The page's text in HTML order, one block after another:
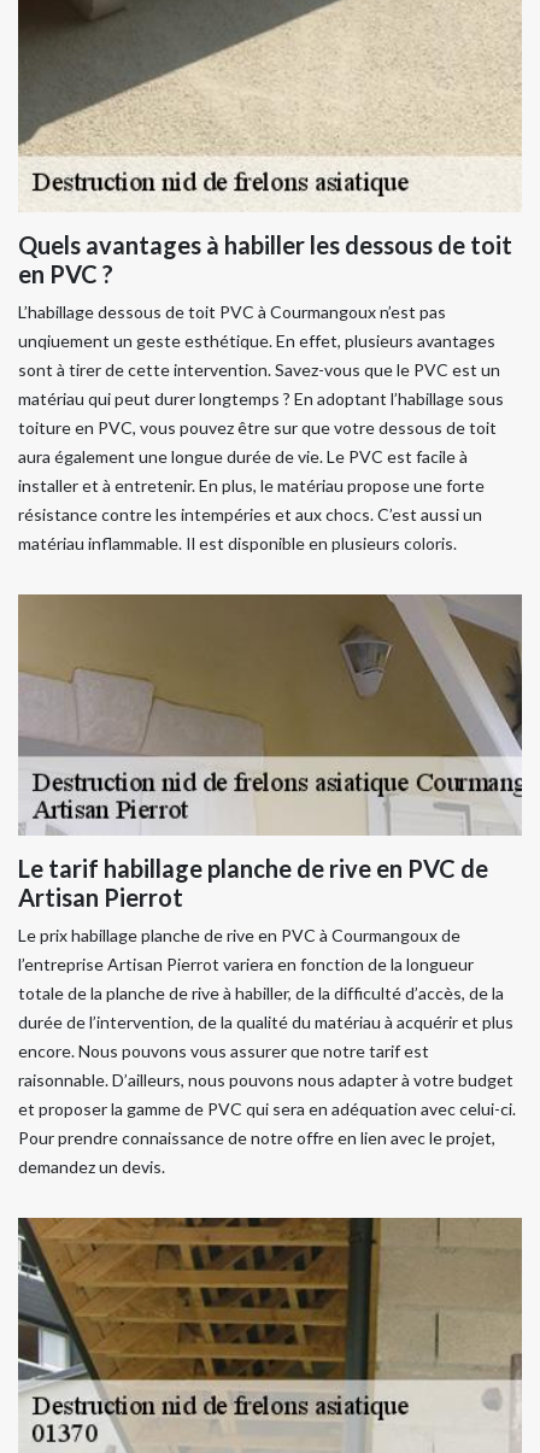
Quels avantages à habiller les dessous de toit
en PVC ?
L’habillage dessous de toit PVC à Courmangoux n’est pas
unqiuement un geste esthétique. En effet, plusieurs avantages
sont à tirer de cette intervention. Savez-vous que le PVC est un
matériau qui peut durer longtemps ? En adoptant l’habillage sous
toiture en PVC, vous pouvez être sur que votre dessous de toit
aura également une longue durée de vie. Le PVC est facile à
installer et à entretenir. En plus, le matériau propose une forte
résistance contre les intempéries et aux chocs. C’est aussi un
matériau inflammable. Il est disponible en plusieurs coloris.
Le tarif habillage planche de rive en PVC de
Artisan Pierrot
Le prix habillage planche de rive en PVC à Courmangoux de
l’entreprise Artisan Pierrot variera en fonction de la longueur
totale de la planche de rive à habiller, de la difficulté d’accès, de la
durée de l’intervention, de la qualité du matériau à acquérir et plus
encore. Nous pouvons vous assurer que notre tarif est
raisonnable. D’ailleurs, nous pouvons nous adapter à votre budget
et proposer la gamme de PVC qui sera en adéquation avec celui-ci.
Pour prendre connaissance de notre offre en lien avec le projet,
demandez un devis.